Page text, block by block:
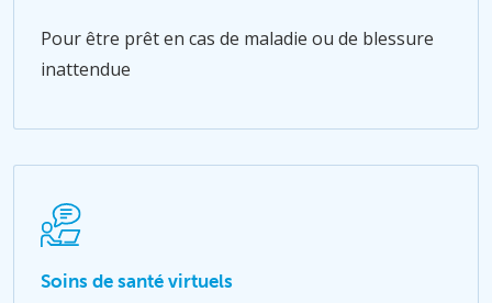
Pour être prêt en cas de maladie ou de blessure
inattendue
Soins de santé virtuels